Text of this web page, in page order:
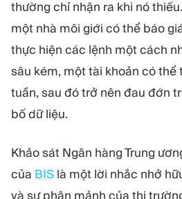
thường chỉ nhận ra khi nó
một nhà môi giới có thể báo
thực hiện các lệnh một cách
sâu kém, một tài khoản có thể
tuần, sau đó trở nên đau đớn
bố dữ liệu.
Khảo sát Ngân hàng Trung
của BIS là một lời nhắc nhở
và sự phân mảnh của thị